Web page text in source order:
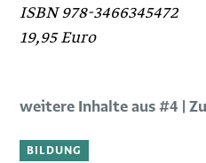
ISBN 978-3466345472
19,95 Euro
weitere Inhalte aus #4 |
BILDUNG